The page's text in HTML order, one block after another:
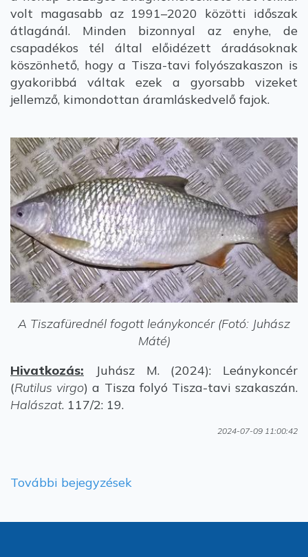
volt magasabb az 1991–2020 közötti időszak
átlagánál. Minden bizonnyal az enyhe, de
csapadékos tél által előidézett áradásoknak
köszönhető, hogy a Tisza-tavi folyószakaszon is
gyakoribbá váltak ezek a gyorsabb vizeket
jellemző, kimondottan áramláskedvelő fajok.
A Tiszafürednél fogott leánykoncér (Fotó: Juhász
Máté)
Hivatkozás: Juhász M. (2024): Leánykoncér
(Rutilus virgo) a Tisza folyó Tisza-tavi szakaszán.
Halászat. 117/2: 19.
2024-07-09 11:00:42
További bejegyzések